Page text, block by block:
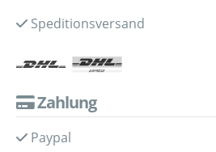
Speditionsversand
Zahlung
Paypal